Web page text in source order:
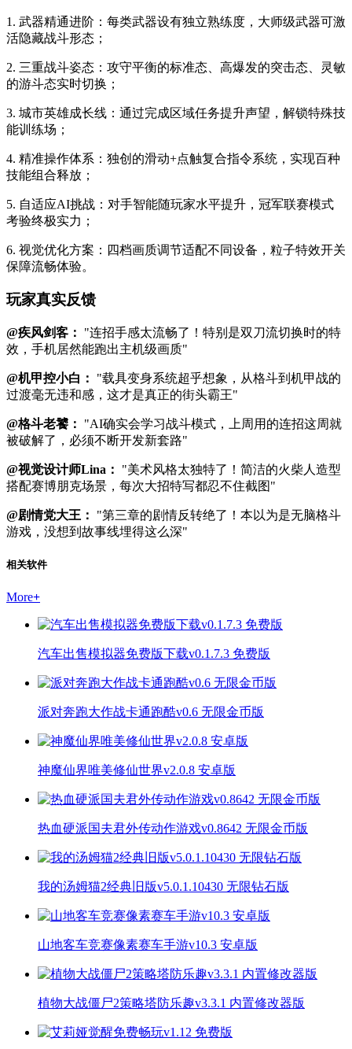
1. 武器精通进阶：每类武器设有独立熟练度，大师级武器可激
活隐藏战斗形态；
2. 三重战斗姿态：攻守平衡的标准态、高爆发的突击态、灵敏
的游斗态实时切换；
3. 城市英雄成长线：通过完成区域任务提升声望，解锁特殊技
能训练场；
4. 精准操作体系：独创的滑动+点触复合指令系统，实现百种
技能组合释放；
5. 自适应AI挑战：对手智能随玩家水平提升，冠军联赛模式
考验终极实力；
6. 视觉优化方案：四档画质调节适配不同设备，粒子特效开关
保障流畅体验。
玩家真实反馈
@疾风剑客：
"连招手感太流畅了！特别是双刀流切换时的特
效，手机居然能跑出主机级画质"
@机甲控小白：
"载具变身系统超乎想象，从格斗到机甲战的
过渡毫无违和感，这才是真正的街头霸王"
@格斗老饕：
"AI确实会学习战斗模式，上周用的连招这周就
被破解了，必须不断开发新套路"
@视觉设计师Lina：
"美术风格太独特了！简洁的火柴人造型
搭配赛博朋克场景，每次大招特写都忍不住截图"
@剧情党大王：
"第三章的剧情反转绝了！本以为是无脑格斗
游戏，没想到故事线埋得这么深"
相关软件
More+
汽车出售模拟器免费版下载v0.1.7.3 免费版
派对奔跑大作战卡通跑酷v0.6 无限金币版
神魔仙界唯美修仙世界v2.0.8 安卓版
热血硬派国夫君外传动作游戏v0.8642 无限金币版
我的汤姆猫2经典旧版v5.0.1.10430 无限钻石版
山地客车竞赛像素赛车手游v10.3 安卓版
植物大战僵尸2策略塔防乐趣v3.3.1 内置修改器版